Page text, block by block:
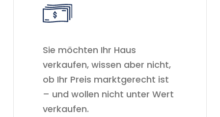
Sie möchten Ihr Haus
verkaufen, wissen aber nicht,
ob Ihr Preis marktgerecht ist
– und wollen nicht unter Wert
verkaufen.